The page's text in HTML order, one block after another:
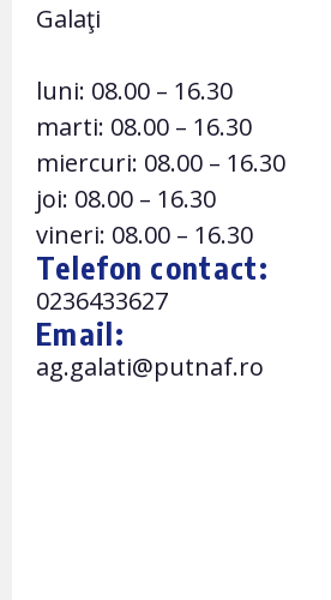
Galaţi
luni: 08.00 – 16.30
marti: 08.00 – 16.30
miercuri: 08.00 – 16.30
joi: 08.00 – 16.30
vineri: 08.00 – 16.30
Telefon contact:
0236433627
Email:
ag.galati@putnaf.ro